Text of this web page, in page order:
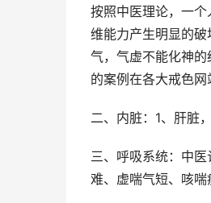
按照中医理论，一
维能力产生明显的
气，气虚不能化神
的案例在各大戒色网
二、内脏：1、肝脏
三、呼吸系统：中
难、虚喘气短、咳喘